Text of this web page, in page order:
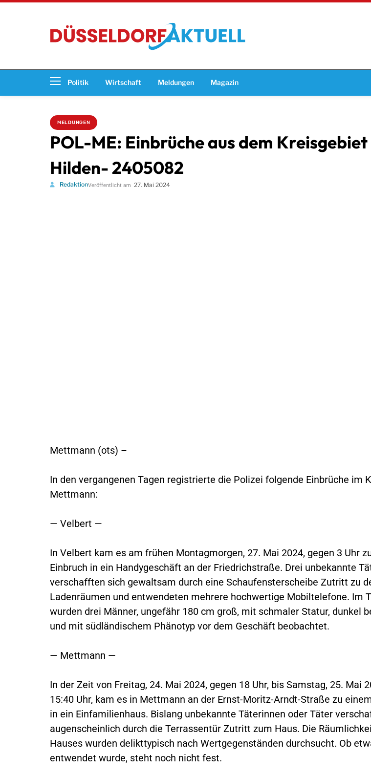
Politik Wirtschaft Meldungen Magazin
MELDUNGEN
POL-ME: Einbrüche aus dem
Hilden- 2405082
RedaktionVeröffentlicht am 27. Mai 2024
Mettmann (ots) –
In den vergangenen Tagen registrierte die Polizei folgende Einbrüche im
Mettmann:
— Velbert —
In Velbert kam es am frühen Montagmorgen, 27. Mai 2024, gegen 3 Uhr
Einbruch in ein Handygeschäft an der Friedrichstraße. Drei unbekannte
verschafften sich gewaltsam durch eine Schaufensterscheibe Zutritt zu
Ladenräumen und entwendeten mehrere hochwertige Mobiltelefone. Im
wurden drei Männer, ungefähr 180 cm groß, mit schmaler Statur, dunkel
und mit südländischem Phänotyp vor dem Geschäft beobachtet.
— Mettmann —
In der Zeit von Freitag, 24. Mai 2024, gegen 18 Uhr, bis Samstag, 25. Mai
15:40 Uhr, kam es in Mettmann an der Ernst-Moritz-Arndt-Straße zu
in ein Einfamilienhaus. Bislang unbekannte Täterinnen oder Täter
augenscheinlich durch die Terrassentür Zutritt zum Haus. Die
Hauses wurden delikttypisch nach Wertgegenständen durchsucht. Ob
entwendet wurde, steht noch nicht fest.